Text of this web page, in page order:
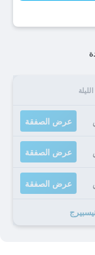
عرض الصفقة
عرض الصفقة
عرض الصفقة